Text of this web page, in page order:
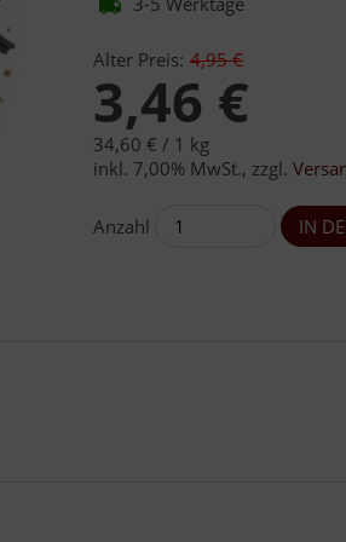
Alter Preis: 4,95 €
3,46 €
34,60 € / 1 kg
inkl. 7,00% MwSt., zzgl.
Anzahl